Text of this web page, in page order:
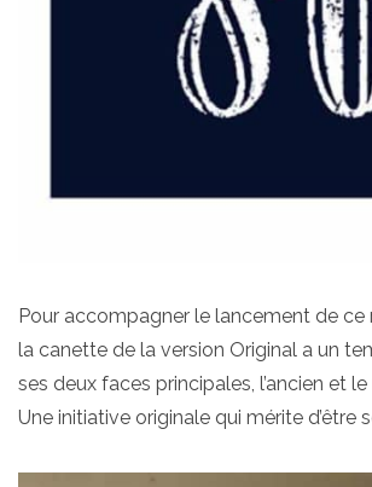
Pour accompagner le lancement de ce
la canette de la version Original a un
ses deux faces principales, l’ancien et
Une initiative originale qui mérite d’être